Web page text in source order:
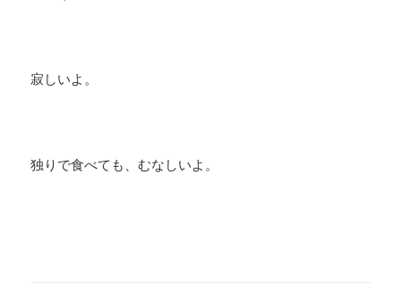
寂しいよ。
独りで食べても、むなしいよ。